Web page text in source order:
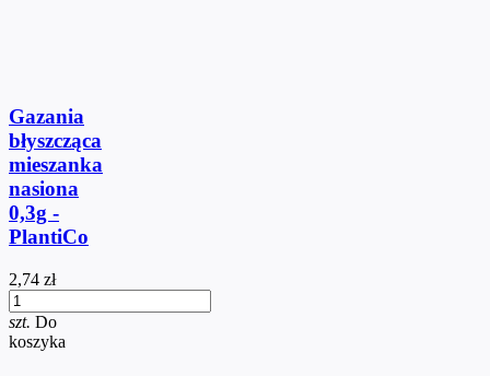
Gazania
błyszcząca
mieszanka
nasiona
0,3g -
PlantiCo
2,74 zł
szt. Do
koszyka